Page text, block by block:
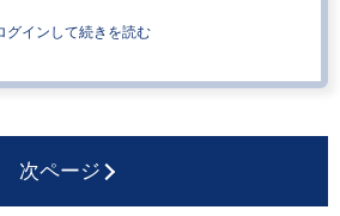
グインして続きを読む
次ページ